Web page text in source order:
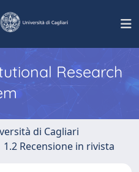
Research
di Cagliari
1.2 Recensione in rivista